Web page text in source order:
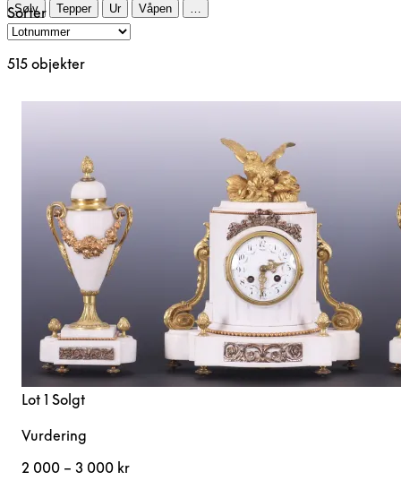
Sølv
Tepper Ur Våpen
Sorter
515 objekter
Lot 1 Solgt
Vurdering
2 000 – 3 000 kr